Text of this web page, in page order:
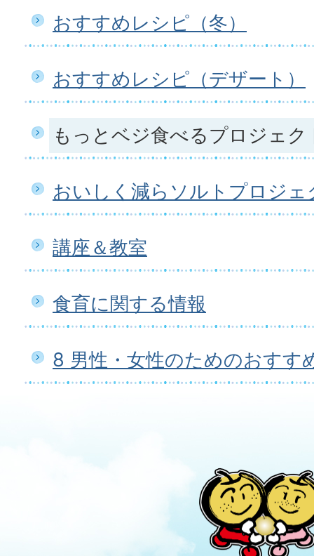
おすすめレシピ（冬）
おすすめレシピ（デザート）
もっとベジ食べるプロジェ
おいしく減らソルトプロジ
講座＆教室
食育に関する情報
8 男性・女性のためのおすす